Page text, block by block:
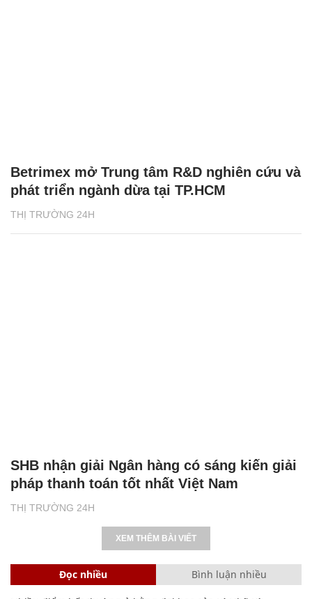
THỊ TRƯỜNG 24H
Betrimex mở Trung tâm R&D nghiên cứu và
phát triển ngành dừa tại TP.HCM
THỊ TRƯỜNG 24H
SHB nhận giải Ngân hàng có sáng kiến giải
pháp thanh toán tốt nhất Việt Nam
XEM THÊM BÀI VIẾT
Đọc nhiều Bình luận nhiều